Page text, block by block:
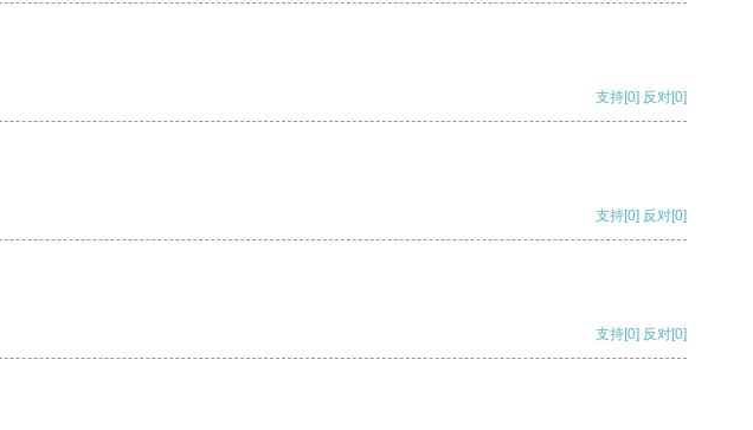
支持[0] 反对[0]
支持[0] 反对[0]
支持[0] 反对[0]